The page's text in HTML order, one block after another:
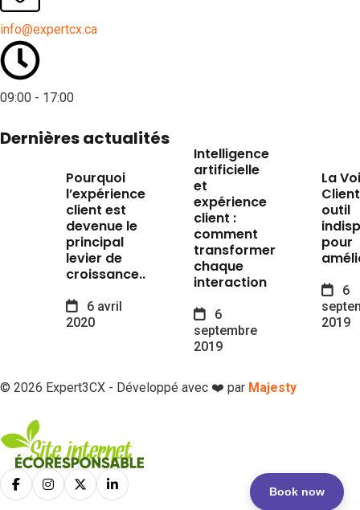
info@expertcx.ca
09:00 - 17:00
Dernières actualités
Pourquoi
l’expérience
client est
devenue le
principal
levier de
croissance..
6 avril
2020
Intelligence
artificielle
et
expérience
client :
comment
transformer
chaque
interaction
6
septembre
2019
La
outil
pour
6
2019
© 2026 Expert3CX - Développé avec ❤️ par Majesty
Book now